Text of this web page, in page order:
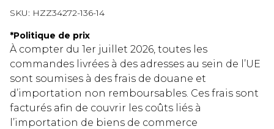
SKU: HZZ34272-136-14
*Politique de prix
À compter du 1er juillet 2026, toutes les
commandes livrées à des adresses au sein de l’UE
sont soumises à des frais de douane et
d’importation non remboursables. Ces frais sont
facturés afin de couvrir les coûts liés à
l’importation de biens de commerce